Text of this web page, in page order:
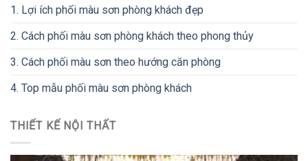
1. Lợi ích phối màu sơn phòng khách đẹp
2. Cách phối màu sơn phòng khách theo phong thủy
3. Cách phối màu sơn theo hướng căn phòng
4. Top mẫu phối màu sơn phòng khách
THIẾT KẾ NỘI THẤT